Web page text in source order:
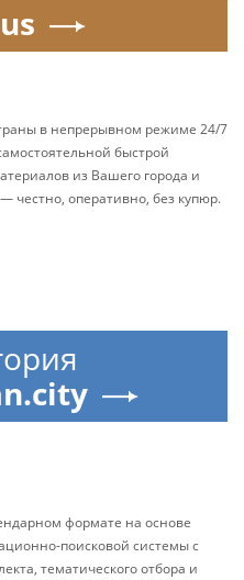
в непрерывном режиме 24/7
быстрой
из Вашего города и
честно, оперативно, без купюр.
формате на основе
поисковой системы с
тематического отбора и